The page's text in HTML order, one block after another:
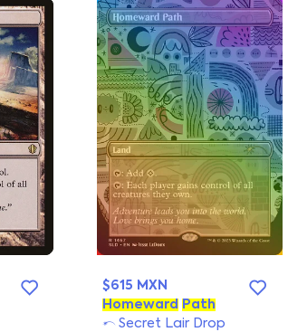
$615 MXN
Homeward
Path
Secret Lair Drop